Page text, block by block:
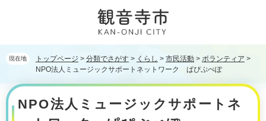
す。
し
現在地 トップページ > 分類でさがす > くらし > 市民活動 > ボランティア >
NPO法人ミュージックサポートネットワーク ぱぴぷぺぽ
本
文
NPO法人ミュージックサポートネ